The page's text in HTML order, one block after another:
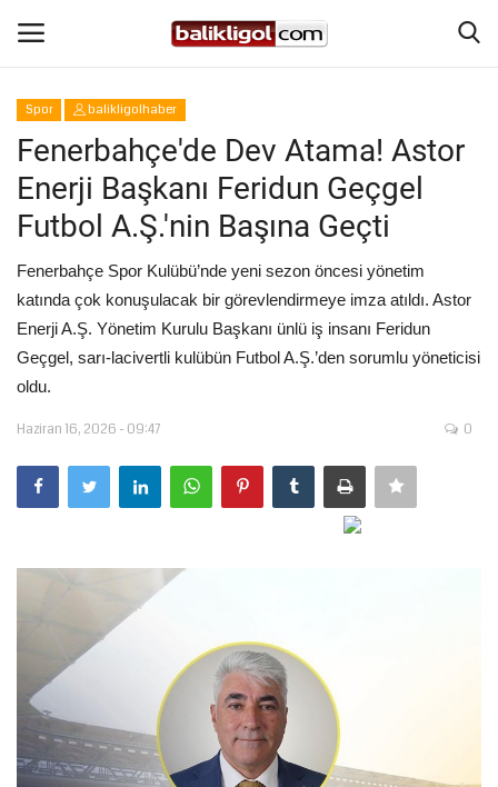
Giriş Yap
Anasayfa
Magazin
Şanlıurfa
Eğitim
Spor
Ekonomi
Siyaset
Galeriler
Spor balikligolhaber
Fenerbahçe'de Dev Atama! Astor
Enerji Başkanı Feridun Geçgel
Futbol A.Ş.'nin Başına Geçti
Fenerbahçe Spor Kulübü’nde yeni sezon öncesi yönetim
katında çok konuşulacak bir görevlendirmeye imza atıldı. Astor
Enerji A.Ş. Yönetim Kurulu Başkanı ünlü iş insanı Feridun
Geçgel, sarı-lacivertli kulübün Futbol A.Ş.’den sorumlu yöneticisi
oldu.
Haziran 16, 2026 - 09:47 0